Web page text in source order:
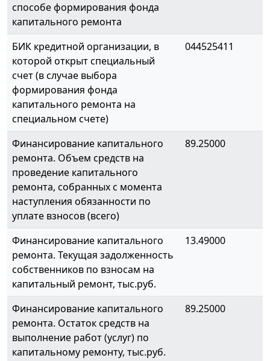
способе формирования фонда
капитального ремонта
БИК кредитной организации, в
которой открыт специальный
счет (в случае выбора
формирования фонда
капитального ремонта на
специальном счете)
044525411
Финансирование капитального
ремонта. Объем средств на
проведение капитального
ремонта, собранных с момента
наступления обязанности по
уплате взносов (всего)
89.25000
Финансирование капитального
ремонта. Текущая задолженность
собственников по взносам на
капитальный ремонт, тыс.руб.
13.49000
Финансирование капитального
ремонта. Остаток средств на
выполнение работ (услуг) по
капитальному ремонту, тыс.руб.
89.25000